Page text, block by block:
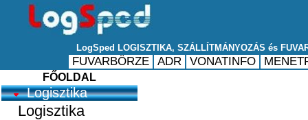
FŐOLDAL
Logisztika
Logisztika